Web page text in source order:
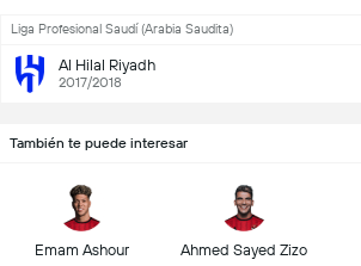
Liga Profesional Saudí (Arabia Saudita)
Al Hilal Riyadh
2017/2018
También te puede interesar
Emam Ashour Ahmed Sayed Zizo